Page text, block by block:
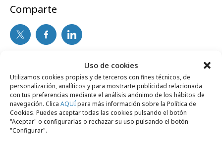
Uso de cookies
Utilizamos cookies propias y de terceros con fines técnicos, de
personalización, analíticos y para mostrarte publicidad relacionada
con tus preferencias mediante el análisis anónimo de los hábitos de
navegación. Clica AQUÍpara más información sobre la Política de
Cookies. Puedes aceptar todas las cookies pulsando el botón
"Aceptar" o configurarlas o rechazar su uso pulsando el botón
"Configurar".
Comparte
Noticias Relacionadas
No se han encontrado noticias relacionadas.